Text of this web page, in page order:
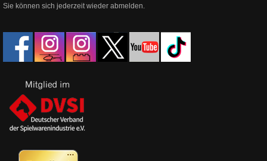
Sie können sich jederzeit wieder abmelden.